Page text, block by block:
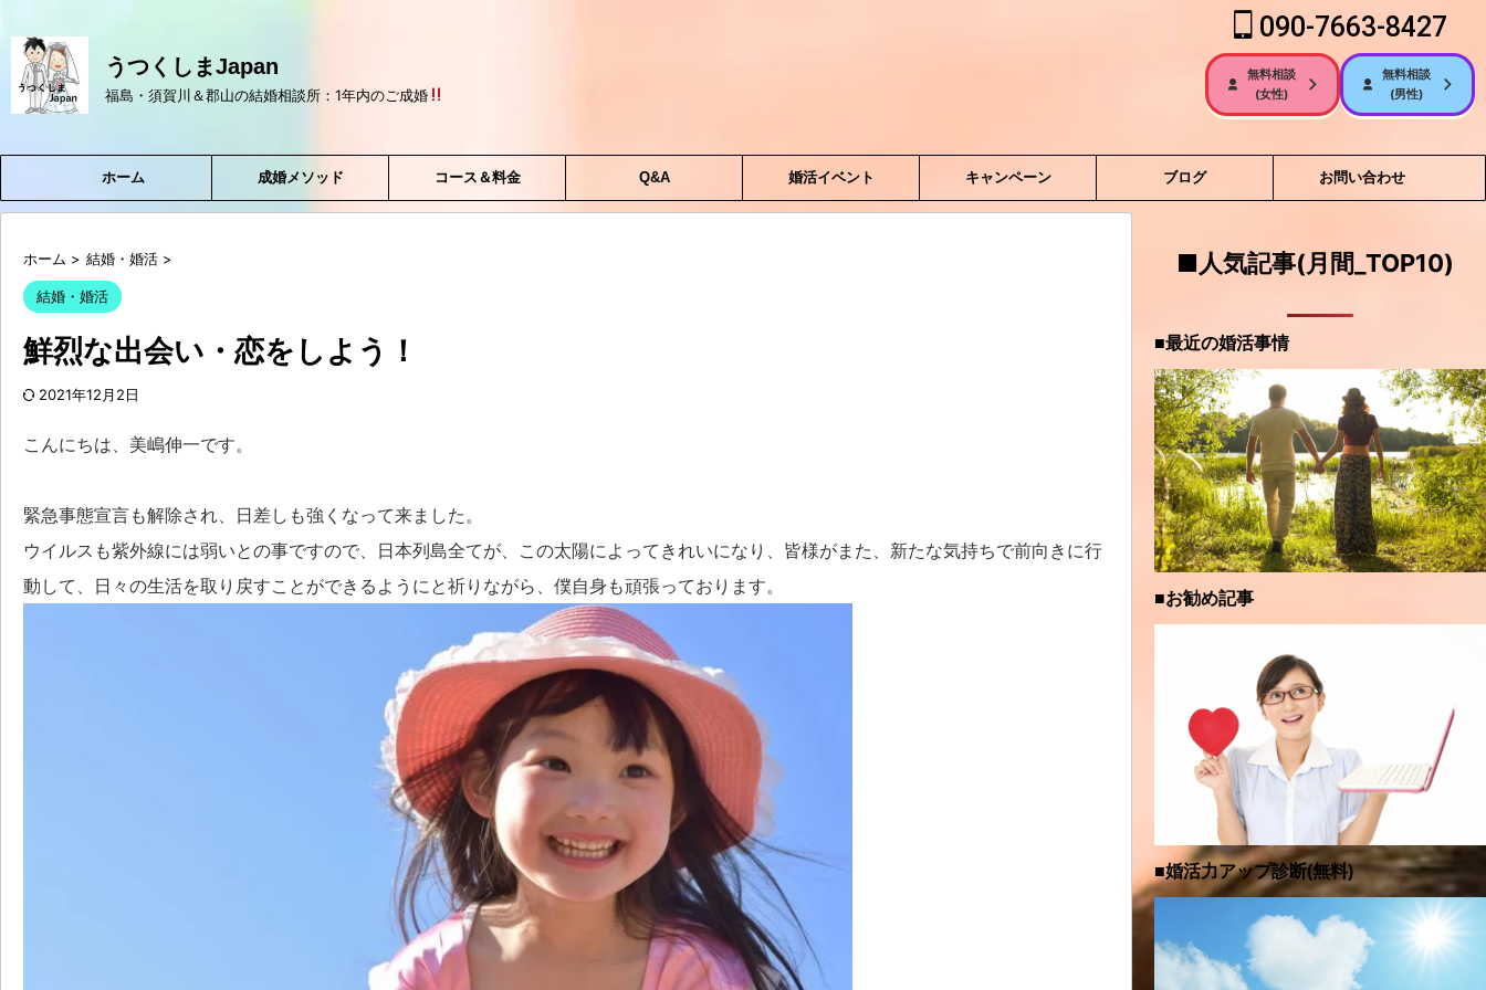
うつくしまJapan
福島・須賀川＆郡山の結婚相談所：1年内のご成婚
090-7663-8427
無料相談
(女性)
無料相談
(男性)
ホーム 成婚メソッド コース＆料金 Q&A 婚活イベント キャンペーン ブログ お問い合わせ
ホーム > 結婚・婚活 >
結婚・婚活
鮮烈な出会い・恋をしよう！
2021年12月2日
こんにちは、美嶋伸一です。
緊急事態宣言も解除され、日差しも強くなって来ました。
ウイルスも紫外線には弱いとの事ですので、日本列島全てが、この太陽によってきれいになり、皆様がまた、新たな気持ちで前向きに行
動して、日々の生活を取り戻すことができるようにと祈りながら、僕自身も頑張っております。
■人気記事(月間_TOP10)
■最近の婚活事情
■お勧め記事
■婚活力アップ診断(無料)